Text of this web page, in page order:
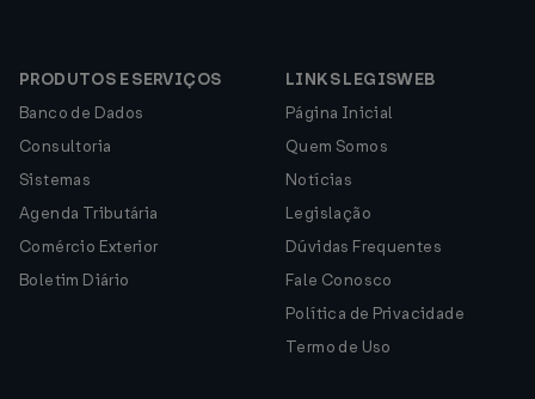
PRODUTOS E SERVIÇOS
Banco de Dados
Consultoria
Sistemas
Agenda Tributária
Comércio Exterior
Boletim Diário
LINKS LEGISWEB
Página Inicial
Quem Somos
Notícias
Legislação
Dúvidas Frequentes
Fale Conosco
Política de Privacidade
Termo de Uso